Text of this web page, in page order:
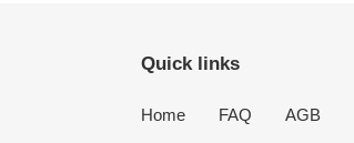
Quick links
Home FAQ AGB